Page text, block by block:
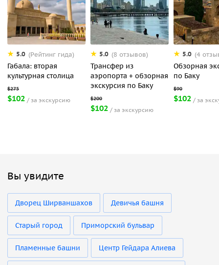
5.0 (Рейтинг гида)
Габала: вторая
культурная столица
$102 за экскурсию
5.0 (8 отзывов)
Трансфер из
аэропорта + обзорная
экскурсия по Баку
$102 за экскурсию
5.0 (4
Обзорная
по Баку
$102 за
Вы увидите
Дворец Ширваншахов Девичья башня
Старый город Приморский бульвар
Пламенные башни Центр Гейдара Алиева